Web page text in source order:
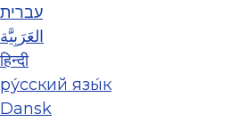
עברית
العَرَبِيَّة
हिन्दी
ру́сский язы́к
Dansk